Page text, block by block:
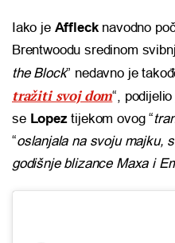
Iako je Afflecknavodno
Brentwoodu sredinom
the Block” nedavno je
tražiti svoj dom“,
se Lopeztijekom ovog “
“oslanjala na svoju majku,
godišnje blizance Maxa i